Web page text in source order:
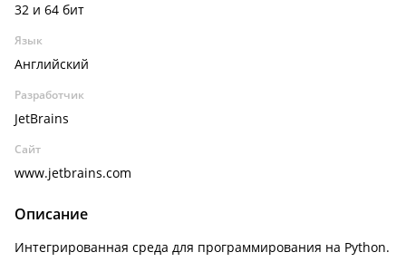
32 и 64 бит
Язык
Английский
Разработчик
JetBrains
Сайт
www.jetbrains.com
Описание
Интегрированная среда для программирования на Python.